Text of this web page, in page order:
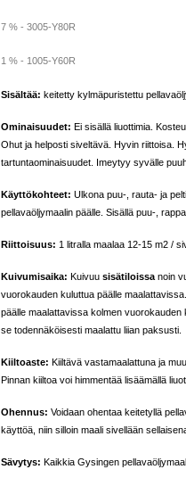
7 % - 3005-Y80R
1 % - 1005-Y60R
Sisältää: keitetty kylmäpuristettu
Ominaisuudet: Ei sisällä liuottimia.
Ohut ja helposti siveltävä. Hyvin riittoisa.
tartuntaominaisuudet. Imeytyy syvälle
Käyttökohteet: Ulkona puu-, rauta- ja
pellavaöljymaalin päälle. Sisällä puu-,
Riittoisuus: 1 litralla maalaa 12-15 m2 /
Kuivumisaika: Kuivuu sisätiloissa noin
vuorokauden kuluttua päälle
päälle maalattavissa kolmen
se todennäköisesti maalattu liian paksusti.
Kiiltoaste: Kiiltävä vastamaalattuna ja
Pinnan kiiltoa voi himmentää lisäämällä
Ohennus: Voidaan ohentaa keitetyllä
käyttöä, niin silloin maali sivellään
Sävytys: Kaikkia Gysingen